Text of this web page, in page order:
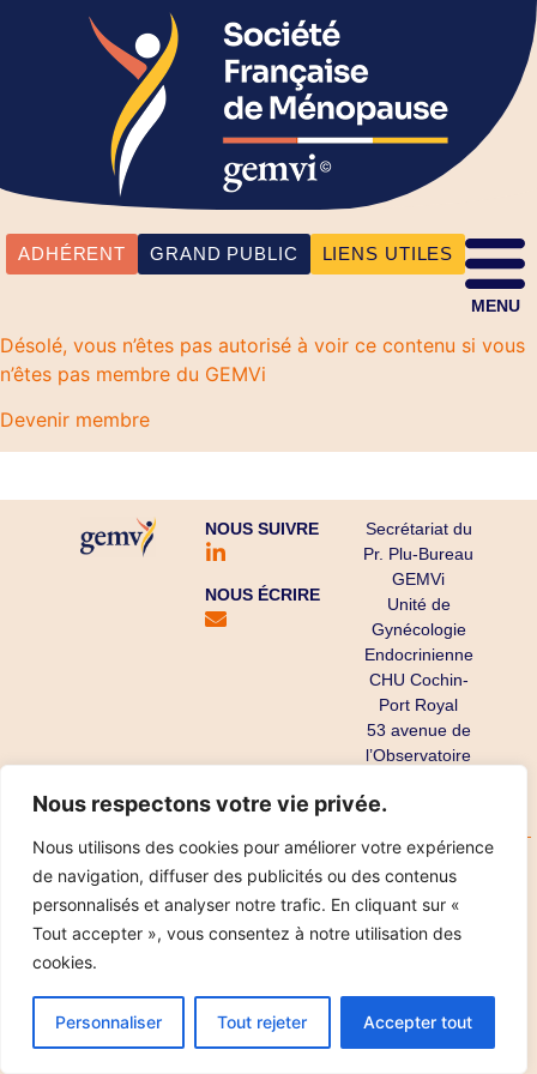
Nous respectons votre vie privée.
Nous utilisons des cookies pour améliorer votre expérience
de navigation, diffuser des publicités ou des contenus
personnalisés et analyser notre trafic. En cliquant sur «
Tout accepter », vous consentez à notre utilisation des
cookies.
Personnaliser Tout rejeter Accepter tout
ADHÉRENT GRAND PUBLIC LIENS UTILES
MENU
Désolé, vous n’êtes pas autorisé à voir ce contenu si vous
n’êtes pas membre du GEMVi
Devenir membre
NOUS SUIVRE
NOUS ÉCRIRE
Secrétariat du
Pr. Plu-Bureau
GEMVi
Unité de
Gynécologie
Endocrinienne
CHU Cochin-
Port Royal
53 avenue de
l’Observatoire
Cedex 14
2025
Mentions légales
Réalisation IPT